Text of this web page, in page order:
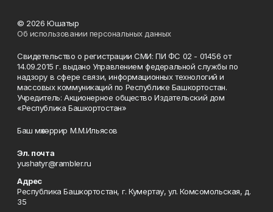
© 2026 Юшатыр
Об использовании персональных данных
Свидетельство о регистрации СМИ: ПИ ФС 02 - 01456 от
14.09.2015 г. выдано Управлением федеральной службы по
надзору в сфере связи, информационных технологий и
массовых коммуникаций по Республике Башкортостан.
Учредитель: Акционерное общество Издательский дом
«Республика Башкортостан»
Баш мөхәррир М.М.Ильясов
Эл. почта
yushatyr@rambler.ru
Адрес
Республика Башкортостан, г. Кумертау, ул. Комсомольская, д.
35